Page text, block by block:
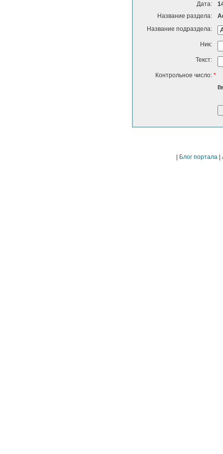
Дата:
Название раздела:
Название подраздела:
Ник:
Текст:
Контрольное число: *
Блог портала